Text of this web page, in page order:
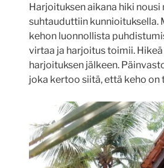
Harjoituksen aikana hiki
suhtauduttiin kunnioituksella.
kehon luonnollista
virtaa ja harjoitus toimii.
harjoituksen jälkeen.
joka kertoo siitä, että keho on